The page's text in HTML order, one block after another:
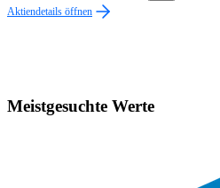
Aktiendetails öffnen
Meistgesuchte Werte